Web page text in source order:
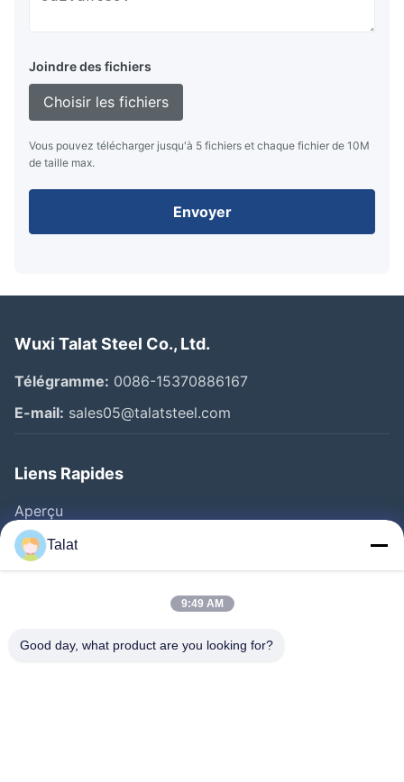
Joindre des fichiers
Choisir les fichiers
Vous pouvez télécharger jusqu'à 5 fichiers et chaque fichier de 10M
de taille max.
Envoyer
Wuxi Talat Steel Co., Ltd.
Télégramme: 0086-15370886167
E-mail: sales05@talatsteel.com
Liens Rapides
Aperçu
Produits
A Propos De Nous
Contrôle De La Qualité
Talat
9:49 AM
Good day, what product are you looking for?